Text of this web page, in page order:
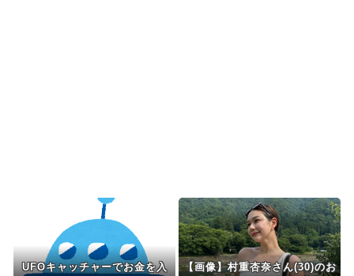
Powered by livedoor 相互RSS
UFOキャッチャーでお金を入
【画像】村重杏奈さん(30)のお